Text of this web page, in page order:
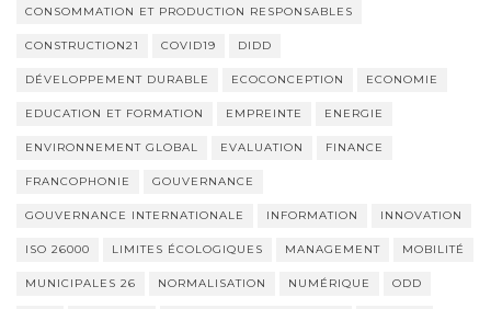
CONSOMMATION ET PRODUCTION RESPONSABLES
CONSTRUCTION21 COVID19 DIDD
DÉVELOPPEMENT DURABLE ECOCONCEPTION ECONOMIE
EDUCATION ET FORMATION EMPREINTE ENERGIE
ENVIRONNEMENT GLOBAL EVALUATION FINANCE
FRANCOPHONIE GOUVERNANCE
GOUVERNANCE INTERNATIONALE INFORMATION INNOVATION
ISO 26000 LIMITES ÉCOLOGIQUES MANAGEMENT MOBILITÉ
MUNICIPALES 26 NORMALISATION NUMÉRIQUE ODD